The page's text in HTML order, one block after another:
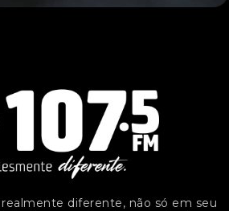
realmente diferente, não só em seu